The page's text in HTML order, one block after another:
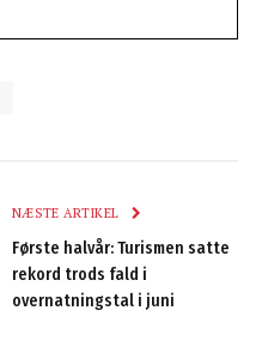
NÆSTE ARTIKEL
Første halvår: Turismen satte
rekord trods fald i
overnatningstal i juni